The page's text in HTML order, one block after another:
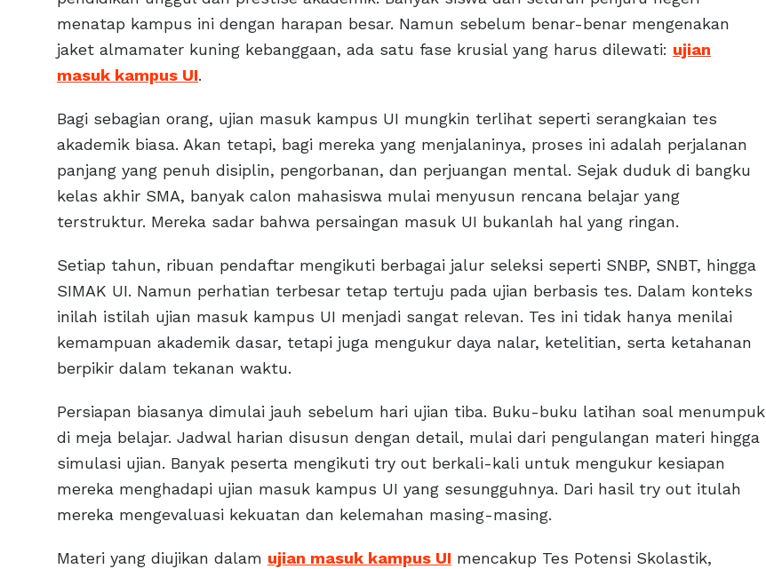
menatap kampus ini dengan harapan besar. Namun sebelum benar-benar mengenakan
jaket almamater kuning kebanggaan, ada satu fase krusial yang harus dilewati: ujian
masuk kampus UI.
Bagi sebagian orang, ujian masuk kampus UI mungkin terlihat seperti serangkaian tes
akademik biasa. Akan tetapi, bagi mereka yang menjalaninya, proses ini adalah perjalanan
panjang yang penuh disiplin, pengorbanan, dan perjuangan mental. Sejak duduk di bangku
kelas akhir SMA, banyak calon mahasiswa mulai menyusun rencana belajar yang
terstruktur. Mereka sadar bahwa persaingan masuk UI bukanlah hal yang ringan.
Setiap tahun, ribuan pendaftar mengikuti berbagai jalur seleksi seperti SNBP, SNBT, hingga
SIMAK UI. Namun perhatian terbesar tetap tertuju pada ujian berbasis tes. Dalam konteks
inilah istilah ujian masuk kampus UI menjadi sangat relevan. Tes ini tidak hanya menilai
kemampuan akademik dasar, tetapi juga mengukur daya nalar, ketelitian, serta ketahanan
berpikir dalam tekanan waktu.
Persiapan biasanya dimulai jauh sebelum hari ujian tiba. Buku-buku latihan soal menumpuk
di meja belajar. Jadwal harian disusun dengan detail, mulai dari pengulangan materi hingga
simulasi ujian. Banyak peserta mengikuti try out berkali-kali untuk mengukur kesiapan
mereka menghadapi ujian masuk kampus UI yang sesungguhnya. Dari hasil try out itulah
mereka mengevaluasi kekuatan dan kelemahan masing-masing.
Materi yang diujikan dalam ujian masuk kampus UI mencakup Tes Potensi Skolastik,